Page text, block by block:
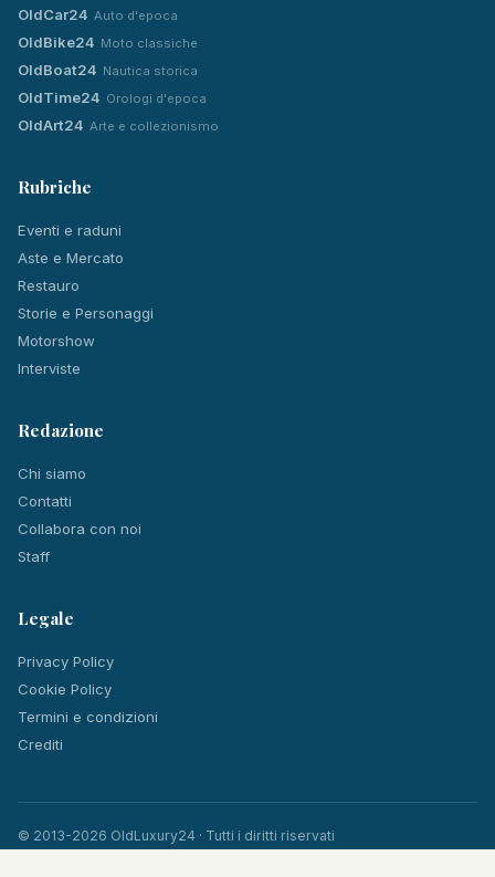
OldCar24 Auto d'epoca
OldBike24 Moto classiche
OldBoat24 Nautica storica
OldTime24 Orologi d'epoca
OldArt24 Arte e collezionismo
Rubriche
Eventi e raduni
Aste e Mercato
Restauro
Storie e Personaggi
Motorshow
Interviste
Redazione
Chi siamo
Contatti
Collabora con noi
Staff
Legale
Privacy Policy
Cookie Policy
Termini e condizioni
Crediti
© 2013-2026 OldLuxury24 · Tutti i diritti riservati